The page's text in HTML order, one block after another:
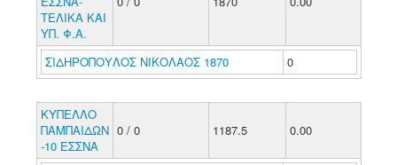
ΤΕΛΙΚΑ ΚΑΙ
ΥΠ. Φ.Α.
ΣΙΔΗΡΟΠΟΥΛΟΣ ΝΙΚΟΛΑΟΣ 1870 0
ΚΥΠΕΛΛΟ
ΠΑΜΠΑΙΔΩΝ
-10 ΕΣΣΝΑ
0 / 0 1187.5 0.00